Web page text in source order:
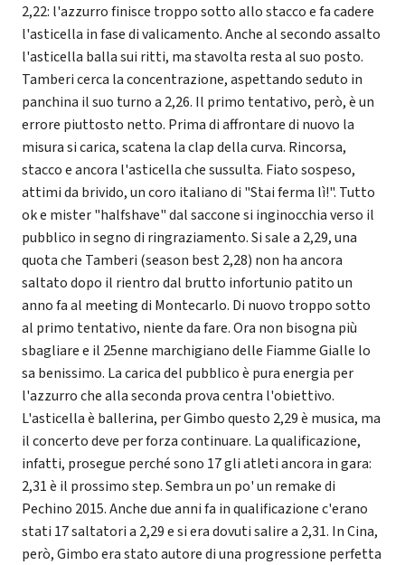
2,22: l'azzurro finisce troppo sotto allo stacco e fa cadere
l'asticella in fase di valicamento. Anche al secondo assalto
l'asticella balla sui ritti, ma stavolta resta al suo posto.
Tamberi cerca la concentrazione, aspettando seduto in
panchina il suo turno a 2,26. Il primo tentativo, però, è un
errore piuttosto netto. Prima di affrontare di nuovo la
misura si carica, scatena la clap della curva. Rincorsa,
stacco e ancora l'asticella che sussulta. Fiato sospeso,
attimi da brivido, un coro italiano di "Stai ferma lì!". Tutto
ok e mister "halfshave" dal saccone si inginocchia verso il
pubblico in segno di ringraziamento. Si sale a 2,29, una
quota che Tamberi (season best 2,28) non ha ancora
saltato dopo il rientro dal brutto infortunio patito un
anno fa al meeting di Montecarlo. Di nuovo troppo sotto
al primo tentativo, niente da fare. Ora non bisogna più
sbagliare e il 25enne marchigiano delle Fiamme Gialle lo
sa benissimo. La carica del pubblico è pura energia per
l'azzurro che alla seconda prova centra l'obiettivo.
L'asticella è ballerina, per Gimbo questo 2,29 è musica, ma
il concerto deve per forza continuare. La qualificazione,
infatti, prosegue perché sono 17 gli atleti ancora in gara:
2,31 è il prossimo step. Sembra un po' un remake di
Pechino 2015. Anche due anni fa in qualificazione c'erano
stati 17 saltatori a 2,29 e si era dovuti salire a 2,31. In Cina,
però, Gimbo era stato autore di una progressione perfetta